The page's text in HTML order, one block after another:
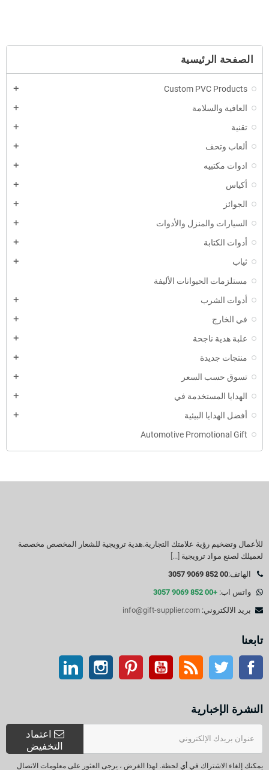
الصفحة الرئيسية
Custom PVC Products
العافية والسلامة
تقنية
ألعاب وتحف
ادوات مكتبيه
أكياس
الجوائز
السيارات والمنزل والأدوات
أدوات الكتابة
ثياب
مستلزمات الحيوانات الأليفة
أدوات الشرب
في الخارج
علبة هدية ناجحة
منتجات جديدة
تسوق حسب السعر
الهدايا المستخدمة في
أفضل الهدايا البيئية
Automotive Promotional Gift
للأعمال وتضخيم رؤية علامتك التجارية.هدية ترويجية للشعار المخصص مخصصة
لعميلك لصنع مواد ترويجية [...]
الهاتف:00 852 9069 3057
واتس اب: +00 852 9069 3057
بريد الالكتروني: info@gift-supplier.com
تابعنا
موقع التواصل الاجتماعي الفيسبوك
تويتر آر إس إس موقع يوتيوببينتيريست انستغرام
النشرة الإخبارية
اعتماد
التخفيض
يمكنك إلغاء الاشتراك في أي لحظة. لهذا الغرض ، يرجى العثور على معلومات الاتصال